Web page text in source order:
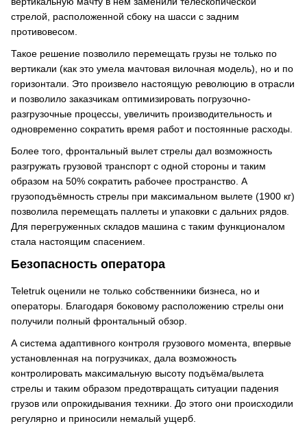
стрелой, расположенной сбоку на шасси с задним
противовесом.
Такое решение позволило перемещать грузы не только по
вертикали (как это умела мачтовая вилочная модель), но и по
горизонтали. Это произвело настоящую революцию в отрасли
и позволило заказчикам оптимизировать погрузочно-
разгрузочные процессы, увеличить производительность и
одновременно сократить время работ и постоянные расходы.
Более того, фронтальный вылет стрелы дал возможность
разгружать грузовой транспорт с одной стороны и таким
образом на 50% сократить рабочее пространство. А
грузоподъёмность стрелы при максимальном вылете (1900 кг)
позволила перемещать паллеты и упаковки с дальних рядов.
Для перегруженных складов машина с таким функционалом
стала настоящим спасением.
Безопасность оператора
Teletruk оценили не только собственники бизнеса, но и
операторы. Благодаря боковому расположению стрелы они
получили полный фронтальный обзор.
А система адаптивного контроля грузового момента, впервые
установленная на погрузчиках, дала возможность
контролировать максимальную высоту подъёма/вылета
стрелы и таким образом предотвращать ситуации падения
грузов или опрокидывания техники. До этого они происходили
регулярно и приносили немалый ущерб.